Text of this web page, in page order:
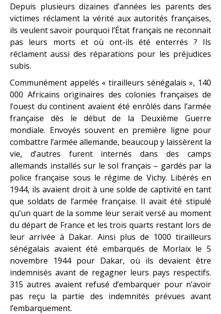
Depuis plusieurs dizaines d’années les parents des
victimes réclament la vérité aux autorités françaises,
ils veulent savoir pourquoi l’État français ne reconnait
pas leurs morts et où ont-ils été enterrés ? Ils
réclament aussi des réparations pour les préjudices
subis.
Communément appelés « tirailleurs sénégalais », 140
000 Africains originaires des colonies françaises de
l’ouest du continent avaient été enrôlés dans l’armée
française dès le début de la Deuxième Guerre
mondiale. Envoyés souvent en première ligne pour
combattre l’armée allemande, beaucoup y laissèrent la
vie, d’autres furent internés dans des camps
allemands installés sur le sol français – gardés par la
police française sous le régime de Vichy. Libérés en
1944, ils avaient droit à une solde de captivité en tant
que soldats de l’armée française. Il avait été stipulé
qu’un quart de la somme leur serait versé au moment
du départ de France et les trois quarts restant lors de
leur arrivée à Dakar. Ainsi plus de 1000 tirailleurs
sénégalais avaient été embarqués de Morlaix le 5
novembre 1944 pour Dakar, où ils devaient être
indemnisés avant de regagner leurs pays respectifs.
315 autres avaient refusé d’embarquer pour n’avoir
pas reçu la partie des indemnités prévues avant
l’embarquement.